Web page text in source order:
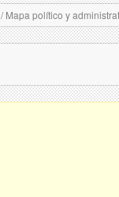
/Mapa político y